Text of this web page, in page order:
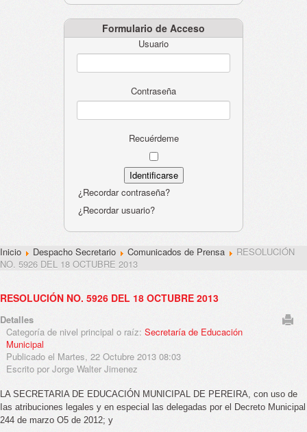
Formulario de Acceso
Usuario
Contraseña
Recuérdeme
¿Recordar contraseña?
¿Recordar usuario?
Inicio Despacho Secretario Comunicados de Prensa
RESOLUCIÓN
NO. 5926 DEL 18 OCTUBRE 2013
RESOLUCIÓN NO. 5926 DEL 18 OCTUBRE 2013
Detalles
Categoría de nivel principal o raíz: Secretaría de Educación
Municipal
Publicado el Martes, 22 Octubre 2013 08:03
Escrito por Jorge Walter Jimenez
LA SECRETARIA DE EDUCACIÓN MUNICIPAL DE PEREIRA, con uso de
Ias atribuciones legales y en especial las delegadas por el Decreto Municipal
244 de marzo O5 de 2012; y